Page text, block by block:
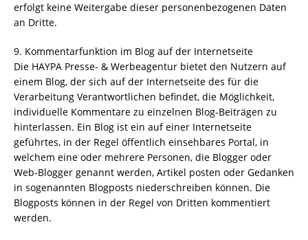
erfolgt keine Weitergabe dieser personenbezogenen Daten
an Dritte.
9. Kommentarfunktion im Blog auf der Internetseite
Die HAYPA Presse- & Werbeagentur bietet den Nutzern auf
einem Blog, der sich auf der Internetseite des für die
Verarbeitung Verantwortlichen befindet, die Möglichkeit,
individuelle Kommentare zu einzelnen Blog-Beiträgen zu
hinterlassen. Ein Blog ist ein auf einer Internetseite
geführtes, in der Regel öffentlich einsehbares Portal, in
welchem eine oder mehrere Personen, die Blogger oder
Web-Blogger genannt werden, Artikel posten oder Gedanken
in sogenannten Blogposts niederschreiben können. Die
Blogposts können in der Regel von Dritten kommentiert
werden.